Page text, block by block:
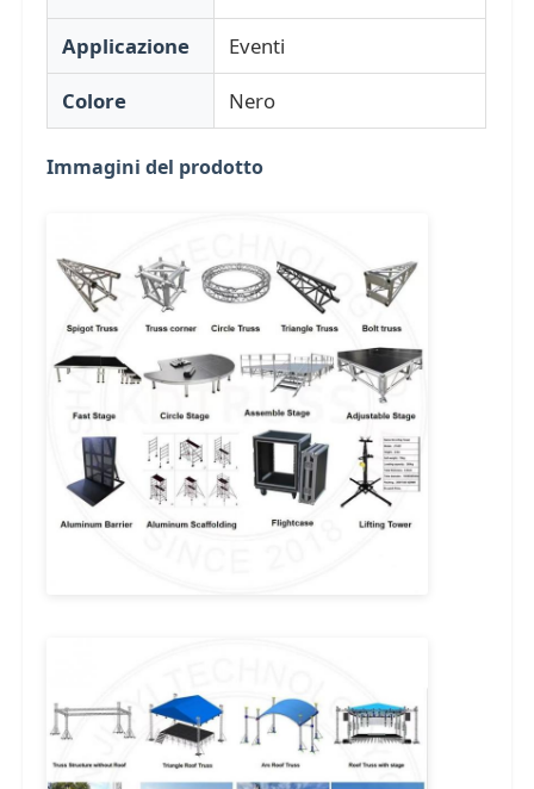
Tracciato per palchi in alluminio
Sistema di tralicci in alluminio
Piattaforma per palcoscenico in alluminio
Fabbricazione a strati
Barricate della folla
Caso di volo
Applicazione
Eventi
Colore
Nero
Immagini del prodotto